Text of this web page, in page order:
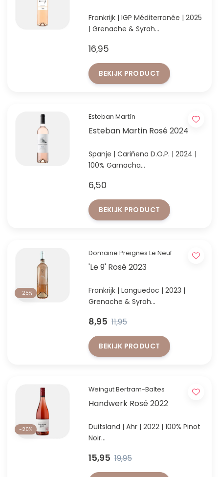
Frankrijk | IGP Méditerranée | 2025
| Grenache & Syrah
16,95
BEKIJK PRODUCT
Esteban Martín
Esteban Martin Rosé 2024
Spanje | Cariñena D.O.P. | 2024 |
100% Garnacha
6,50
BEKIJK PRODUCT
-25%
Domaine Preignes Le Neuf
'Le 9' Rosé 2023
Frankrijk | Languedoc | 2023 |
Grenache & Syrah
8,95 11,95
BEKIJK PRODUCT
-20%
Weingut Bertram-Baltes
Handwerk Rosé 2022
Duitsland | Ahr | 2022 | 100% Pinot
Noir
15,95 19,95